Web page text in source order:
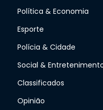
Política & Economia
Esporte
Polícia & Cidade
Social &
Classificados
Opinião